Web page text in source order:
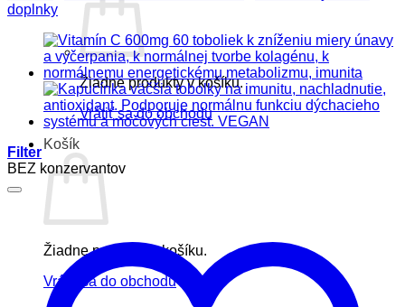
Žiadne produkty v košíku.
Vrátiť sa do obchodu
Košík
Žiadne produkty v košíku.
Vrátiť sa do obchodu
doplnky
Filter
BEZ konzervantov